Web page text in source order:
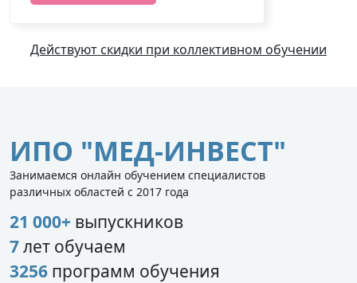
Действуют скидки при коллективном обучении
ИПО "МЕД-ИНВЕСТ"
Занимаемся онлайн обучением специалистов
различных областей с 2017 года
21 000+ выпускников
7лет обучаем
3256 программ обучения